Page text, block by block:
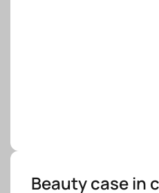
Beauty case in